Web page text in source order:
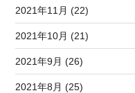
2021年11月 (22)
2021年10月 (21)
2021年9月 (26)
2021年8月 (25)